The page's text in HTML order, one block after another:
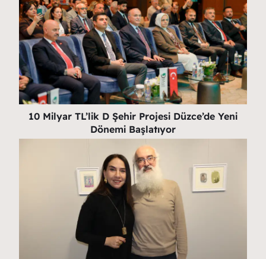
10 Milyar TL’lik D Şehir Projesi Düzce’de Yeni
Dönemi Başlatıyor